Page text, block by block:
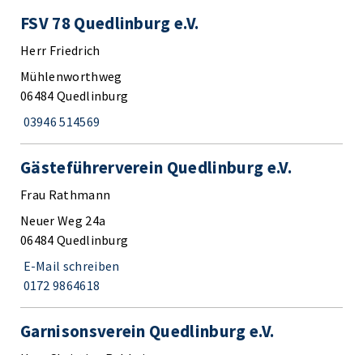
FSV 78 Quedlinburg e.V.
Herr Friedrich
Mühlenworthweg
06484 Quedlinburg
03946 514569
Gästeführerverein Quedlinburg e.V.
Frau Rathmann
Neuer Weg 24a
06484 Quedlinburg
E-Mail schreiben
0172 9864618
Garnisonsverein Quedlinburg e.V.